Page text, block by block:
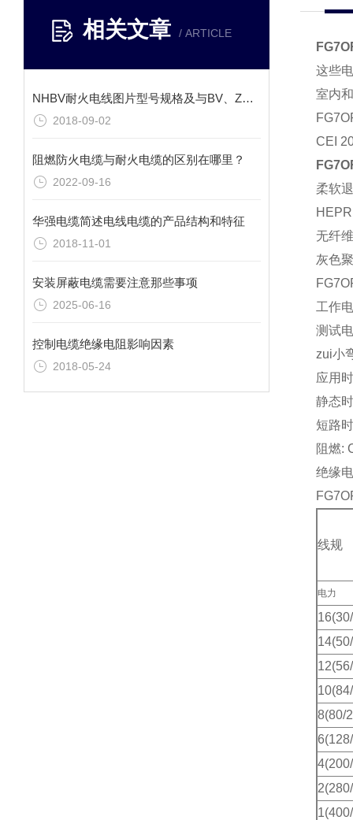
相关文章 / ARTICLE
NHBV耐火电线图片型号规格及与BV、ZRBV区别？
2018-09-02
阻燃防火电缆与耐火电缆的区别在哪里？
2022-09-16
华强电缆简述电线电缆的产品结构和特征
2018-11-01
安装屏蔽电缆需要注意那些事项
2025-06-16
控制电缆绝缘电阻影响因素
2018-05-24
这些
室内
CEI
柔软
无纤
灰色
工作
测试
zui小
应用
静态
短路
阻燃:
绝缘
线规
电力
8(80/